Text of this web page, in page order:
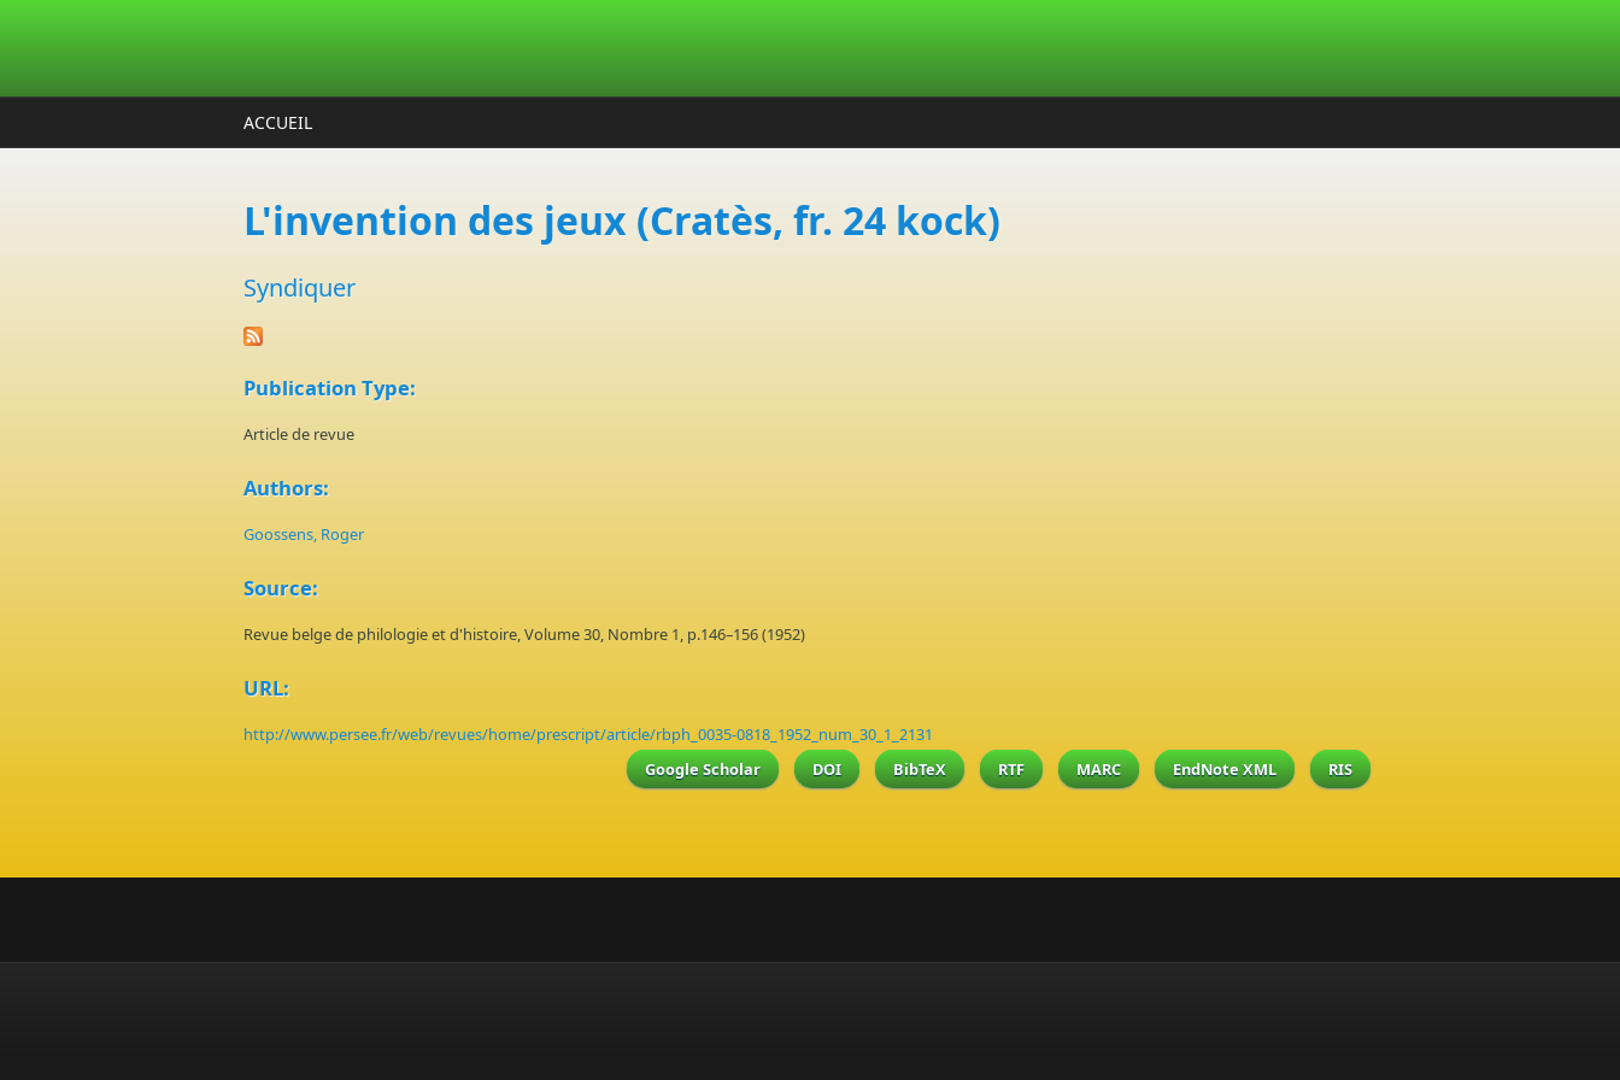
ACCUEIL
L'invention des jeux (Cratès, fr. 24 kock)
Syndiquer
Publication Type:
Article de revue
Authors:
Goossens, Roger
Source:
Revue belge de philologie et d'histoire, Volume 30, Nombre 1, p.146–156 (1952)
URL:
http://www.persee.fr/web/revues/home/prescript/article/rbph_0035-0818_1952_num_30_1_2131
Google Scholar
DOI BibTeX RTF MARC EndNote XML RIS